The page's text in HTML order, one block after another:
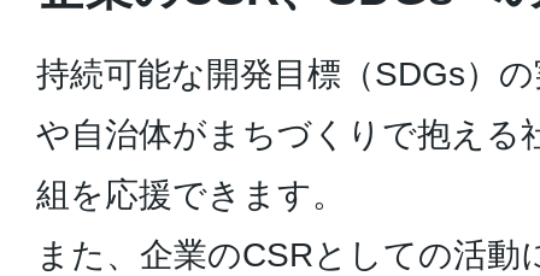
持続可能な開発目標（SDGs）
や自治体がまちづくりで抱える
組を応援できます。
また、企業のCSRとしての活